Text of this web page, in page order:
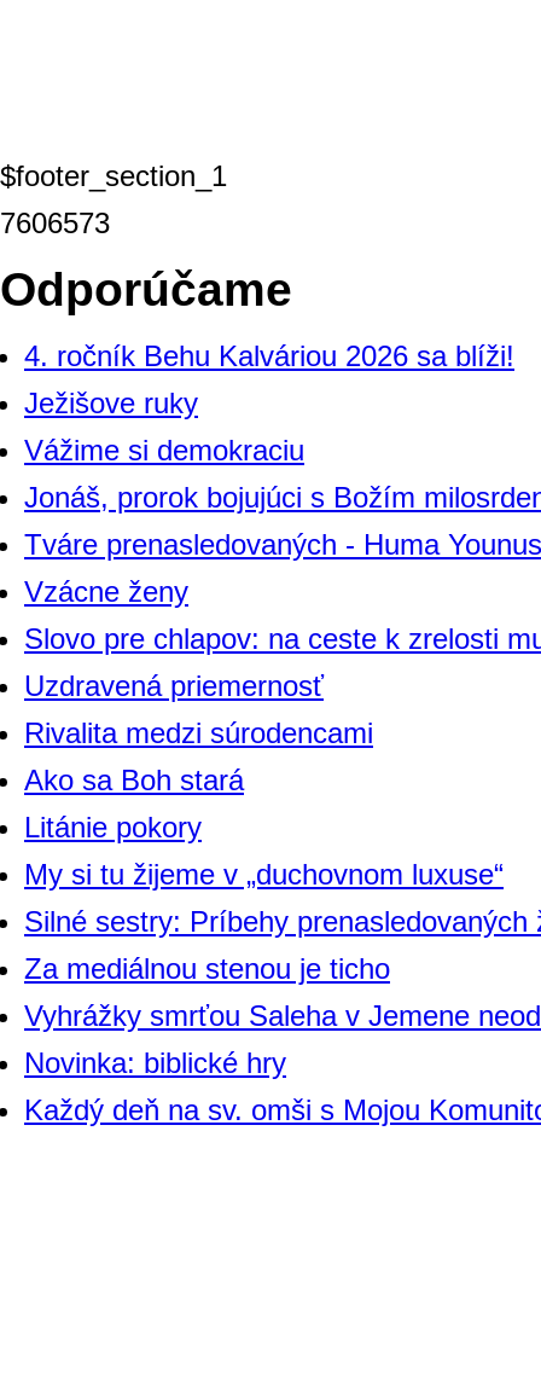
$footer_section_1
7606573
Odporúčame
4. ročník Behu Kalváriou 2026 sa blíži!
Ježišove ruky
Vážime si demokraciu
Jonáš, prorok bojujúci s Božím
Tváre prenasledovaných - Huma Younus
Vzácne ženy
Slovo pre chlapov: na ceste k zrelosti
Uzdravená priemernosť
Rivalita medzi súrodencami
Ako sa Boh stará
Litánie pokory
My si tu žijeme v „duchovnom luxuse“
Silné sestry: Príbehy
Za mediálnou stenou je ticho
Vyhrážky smrťou Saleha v Jemene
Novinka: biblické hry
Každý deň na sv. omši s Mojou